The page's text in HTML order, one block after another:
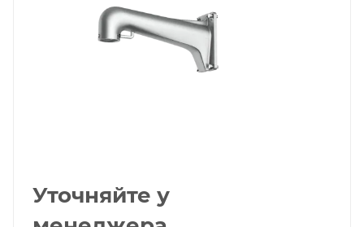
Уточняйте у